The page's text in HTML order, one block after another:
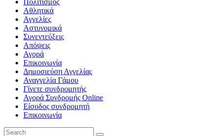
Αθλητικά
Αγγελίες
Αστυνομικά
Συνεντεύξεις
Απόψεις
Αγορά
Επικοινωνία
Δημοσιεύση Αγγελίας
Αναγγελία Γάμου
Γίνετε συνδρομητής
Αγορά Συνδρομής Online
Είσοδος συνδρομητή
Επικοινωνία